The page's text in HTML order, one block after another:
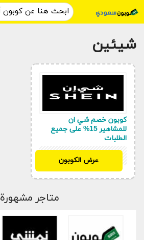
شيئين
كوبون خصم شي ان
للمشاهير 15% على جميع
الطلبات
عرض الكوبون
متاجر مشهورة